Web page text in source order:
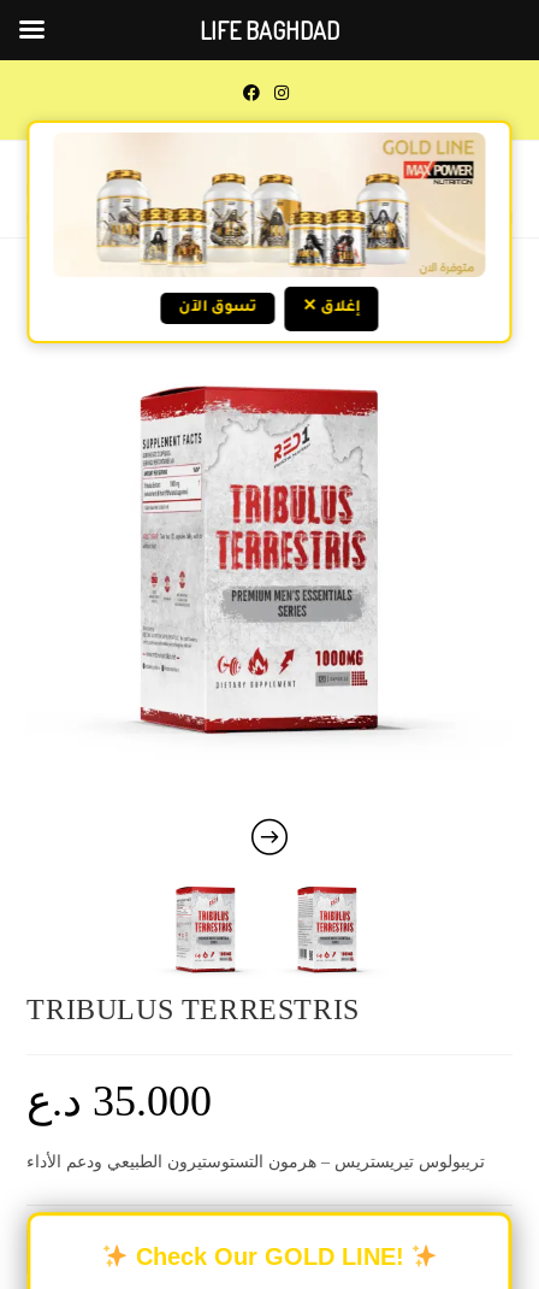
0 MENU
Previous Product Next Product
TRIBULUS TERRESTRIS
35.000 د.ع
تريبولوس تيريستريس – هرمون التستوستيرون الطبيعي ودعم الأداء
+ اطلب الان
Check Our GOLD LINE!
تسوق الآن ✕ إغلاق
LIFE BAGHDAD